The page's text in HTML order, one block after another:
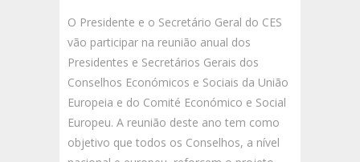
O Presidente e o Secretário Geral do CES
vão participar na reunião anual dos
Presidentes e Secretários Gerais dos
Conselhos Económicos e Sociais da União
Europeia e do Comité Económico e Social
Europeu. A reunião deste ano tem como
objetivo que todos os Conselhos, a nível